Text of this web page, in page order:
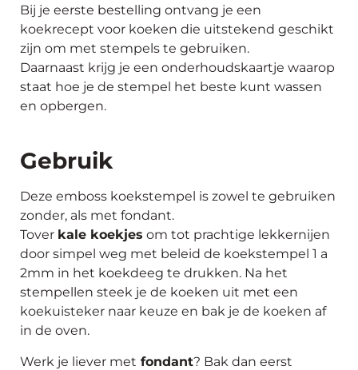
Bij je eerste bestelling ontvang je een
koekrecept voor koeken die uitstekend geschikt
zijn om met stempels te gebruiken.
Daarnaast krijg je een onderhoudskaartje waarop
staat hoe je de stempel het beste kunt wassen
en opbergen.
Gebruik
Deze emboss koekstempel is zowel te gebruiken
zonder, als met fondant.
Tover kale koekjes om tot prachtige lekkernijen
door simpel weg met beleid de koekstempel 1 a
2mm in het koekdeeg te drukken. Na het
stempellen steek je de koeken uit met een
koekuisteker naar keuze en bak je de koeken af
in de oven.
Werk je liever met fondant? Bak dan eerst